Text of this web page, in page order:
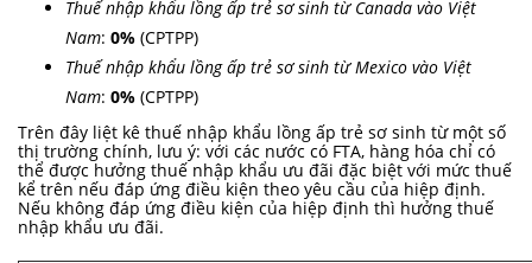
Thuế nhập khẩu lồng ấp trẻ sơ sinh từ Canada vào Việt
Nam: 0% (CPTPP)
Thuế nhập khẩu lồng ấp trẻ sơ sinh từ Mexico vào Việt
Nam: 0% (CPTPP)
Trên đây liệt kê thuế nhập khẩu lồng ấp trẻ sơ sinh từ một số
thị trường chính, lưu ý: với các nước có FTA, hàng hóa chỉ có
thể được hưởng thuế nhập khẩu ưu đãi đặc biệt với mức thuế
kể trên nếu đáp ứng điều kiện theo yêu cầu của hiệp định.
Nếu không đáp ứng điều kiện của hiệp định thì hưởng thuế
nhập khẩu ưu đãi.